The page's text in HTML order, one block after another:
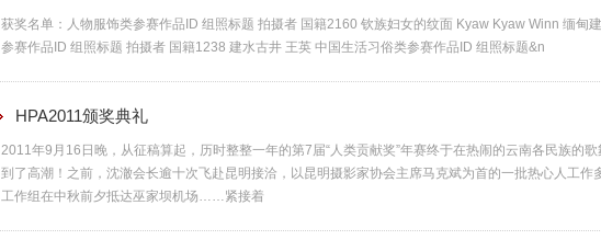
获奖名单：人物服饰类参赛作品ID 组照标题 拍摄者 国籍2160 钦族妇女的纹面 Kyaw Kyaw Winn 缅甸
参赛作品ID 组照标题 拍摄者 国籍1238 建水古井 王英 中国生活习俗类参赛作品ID 组照标题&n
HPA2011颁奖典礼
2011年9月16日晚，从征稿算起，历时整整一年的第7届“人类贡献奖”年赛终于在热闹的云南各民族的歌
到了高潮！之前，沈澈会长逾十次飞赴昆明接洽，以昆明摄影家协会主席马克斌为首的一批热心人工作
工作组在中秋前夕抵达巫家坝机场……紧接着